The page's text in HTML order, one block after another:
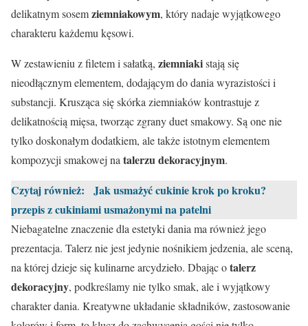
delikatnym sosemziemniakowym, który nadaje wyjątkowego
charakteru każdemu kęsowi.
W zestawieniu z filetem i sałatką, ziemniakistają się
nieodłącznym elementem, dodającym do dania wyrazistości i
substancji. Krusząca się skórka ziemniaków kontrastuje z
delikatnością mięsa, tworząc zgrany duet smakowy. Są one nie
tylko doskonałym dodatkiem, ale także istotnym elementem
kompozycji smakowej na talerzu dekoracyjnym.
Czytaj również:
Jak usmażyć cukinie krok po kroku?
przepis z cukiniami usmażonymi na patelni
Niebagatelne znaczenie dla estetyki dania ma również jego
prezentacja. Talerz nie jest jedynie nośnikiem jedzenia, ale sceną,
na której dzieje się kulinarne arcydzieło. Dbając otalerz
dekoracyjny, podkreślamy nie tylko smak, ale i wyjątkowy
charakter dania. Kreatywne układanie składników, zastosowanie